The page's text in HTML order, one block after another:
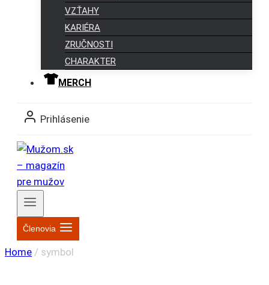
VZŤAHY
KARIÉRA
ZRUČNOSTI
CHARAKTER
MERCH
Prihlásenie
Členovia
Home / symbol